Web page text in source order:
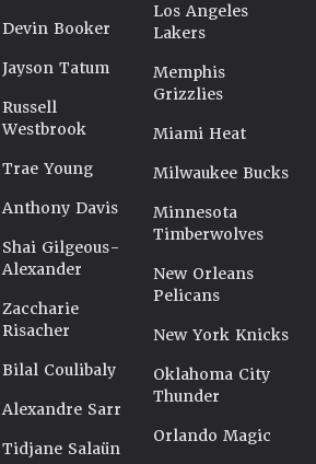
Devin Booker
Jayson Tatum
Russell
Westbrook
Trae Young
Anthony Davis
Shai Gilgeous-
Alexander
Zaccharie
Risacher
Bilal Coulibaly
Alexandre Sarr
Tidjane Salaün
Los Angeles
Lakers
Memphis
Grizzlies
Miami Heat
Milwaukee Bucks
Minnesota
Timberwolves
New Orleans
Pelicans
New York Knicks
Oklahoma City
Thunder
Orlando Magic